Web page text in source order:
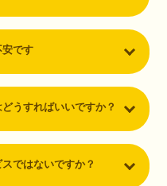
安です
うすればいいですか？
ではないですか？